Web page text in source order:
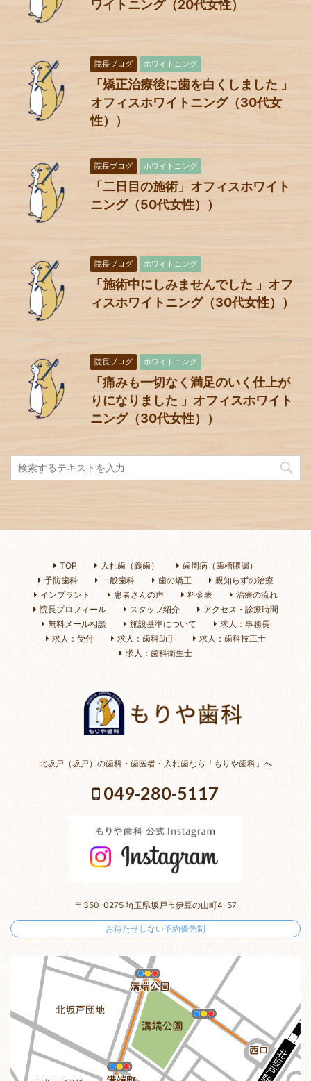
ワイトニング（20代女性）
院長ブログ ホワイトニング
「矯正治療後に歯を白くしました 」
オフィスホワイトニング（30代女
性））
院長ブログ ホワイトニング
「二日目の施術」オフィスホワイト
ニング（50代女性））
院長ブログ ホワイトニング
「施術中にしみませんでした 」オフ
ィスホワイトニング（30代女性））
院長ブログ ホワイトニング
「痛みも一切なく満足のいく仕上が
りになりました 」オフィスホワイト
ニング（30代女性））
TOP 入れ歯（義歯）
歯周病（歯槽膿漏）
予防歯科
一般歯科 歯の矯正
親知らずの治療
インプラント
患者さんの声 料金表
治療の流れ
院長プロフィール
スタッフ紹介
アクセス・診療時間
無料メール相談
施設基準について
求人：事務長
求人：受付
求人：歯科助手
求人：歯科技工士
求人：歯科衛生士
北坂戸（坂戸）の歯科・歯医者・入れ歯なら「もりや歯科」へ
049-280-5117
〒350-0275 埼玉県坂戸市伊豆の山町4-57
お待たせしない予約優先制